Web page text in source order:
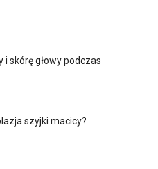
i skórę głowy podczas
szyjki macicy?